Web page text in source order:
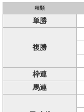
種類
単勝
複勝
枠連
馬連